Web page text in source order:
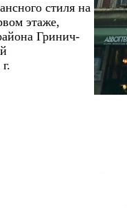
стиля на
этаже,
Гринич-